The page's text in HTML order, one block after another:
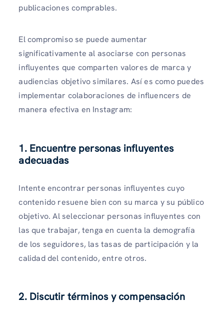
publicaciones comprables.
El compromiso se puede aumentar
significativamente al asociarse con personas
influyentes que comparten valores de marca y
audiencias objetivo similares. Así es como puedes
implementar colaboraciones de influencers de
manera efectiva en Instagram:
1. Encuentre personas influyentes
adecuadas
Intente encontrar personas influyentes cuyo
contenido resuene bien con su marca y su público
objetivo. Al seleccionar personas influyentes con
las que trabajar, tenga en cuenta la demografía
de los seguidores, las tasas de participación y la
calidad del contenido, entre otros.
2. Discutir términos y compensación